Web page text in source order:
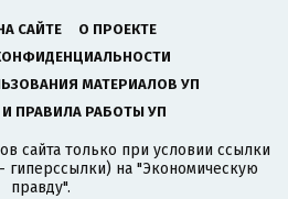
САЙТЕ
О ПРОЕКТЕ
МАТЕРИАЛОВ УП
ПРАВИЛА РАБОТЫ УП
сайта только при условии ссылки
гиперссылки) на "Экономическую
правду".